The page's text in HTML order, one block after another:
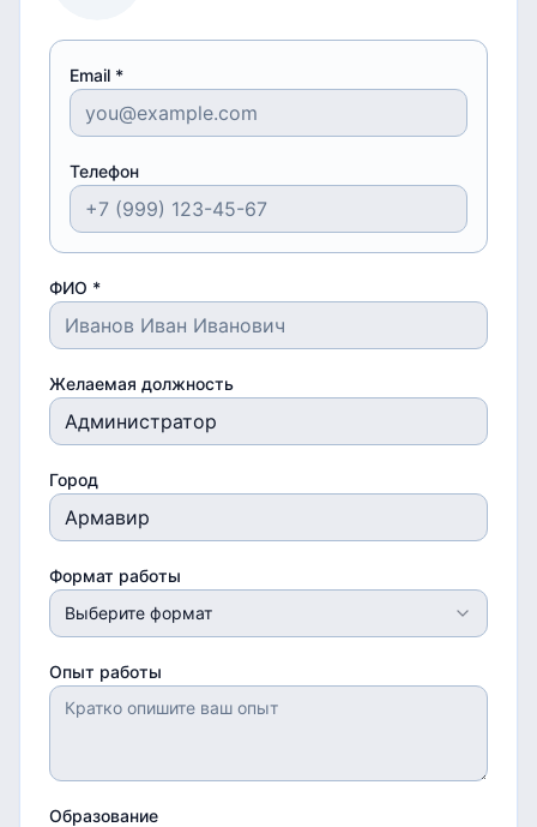
Email *
Телефон
ФИО *
Желаемая должность
Город
Формат работы
Выберите формат
Опыт работы
Образование